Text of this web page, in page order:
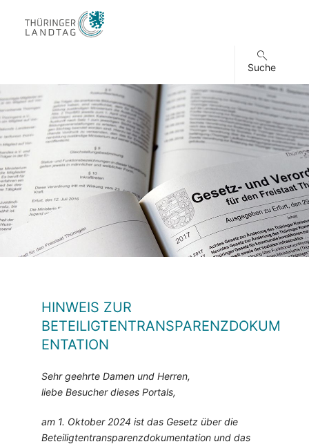
Suche
HINWEIS ZUR
BETEILIGTENTRANSPARENZDOKUM
ENTATION
Sehr geehrte Damen und Herren,
liebe Besucher dieses Portals,
am 1. Oktober 2024 ist das Gesetz über die
Beteiligtentransparenzdokumentation und das